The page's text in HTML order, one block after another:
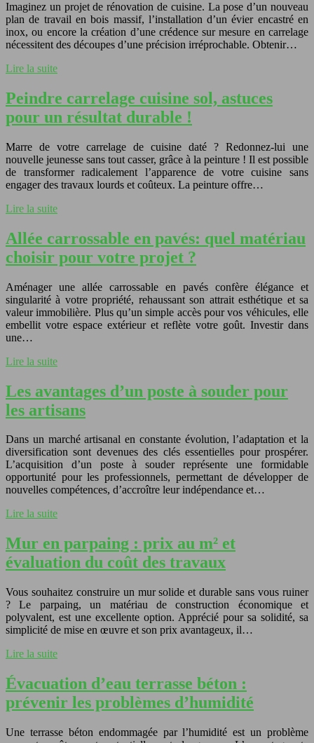
Imaginez un projet de rénovation de cuisine. La pose d’un nouveau
plan de travail en bois massif, l’installation d’un évier encastré en
inox, ou encore la création d’une crédence sur mesure en carrelage
nécessitent des découpes d’une précision irréprochable. Obtenir…
Lire la suite
Peindre carrelage cuisine sol, astuces
pour un résultat durable !
Marre de votre carrelage de cuisine daté ? Redonnez-lui une
nouvelle jeunesse sans tout casser, grâce à la peinture ! Il est possible
de transformer radicalement l’apparence de votre cuisine sans
engager des travaux lourds et coûteux. La peinture offre…
Lire la suite
Allée carrossable en pavés: quel matériau
choisir pour votre projet ?
Aménager une allée carrossable en pavés confère élégance et
singularité à votre propriété, rehaussant son attrait esthétique et sa
valeur immobilière. Plus qu’un simple accès pour vos véhicules, elle
embellit votre espace extérieur et reflète votre goût. Investir dans
une…
Lire la suite
Les avantages d’un poste à souder pour
les artisans
Dans un marché artisanal en constante évolution, l’adaptation et la
diversification sont devenues des clés essentielles pour prospérer.
L’acquisition d’un poste à souder représente une formidable
opportunité pour les professionnels, permettant de développer de
nouvelles compétences, d’accroître leur indépendance et…
Lire la suite
Mur en parpaing : prix au m² et
évaluation du coût des travaux
Vous souhaitez construire un mur solide et durable sans vous ruiner
? Le parpaing, un matériau de construction économique et
polyvalent, est une excellente option. Apprécié pour sa solidité, sa
simplicité de mise en œuvre et son prix avantageux, il…
Lire la suite
Évacuation d’eau terrasse béton :
prévenir les problèmes d’humidité
Une terrasse béton endommagée par l’humidité est un problème